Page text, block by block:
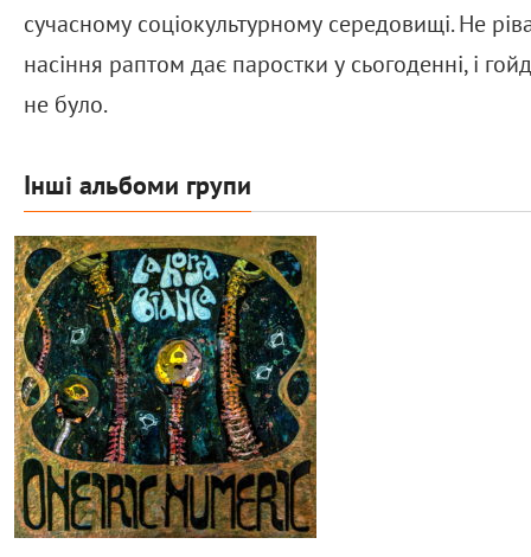
сучасному соціокультурному середовищі. Не
насіння раптом дає паростки у сьогоденні, і
не було.
Інші альбоми групи